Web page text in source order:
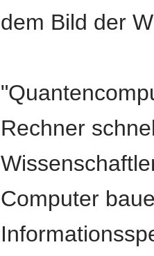
dem Bild der
Rechner
Computer